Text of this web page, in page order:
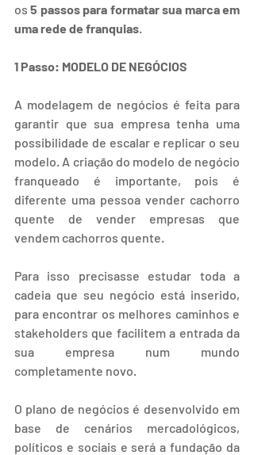
os 5 passos para formatar sua marca em
uma rede de franquias
1 Passo: MODELO DE NEGÓCIOS
A modelagem de negócios é feita para
garantir que sua empresa tenha uma
possibilidade de escalar e replicar o seu
modelo. A criação do modelo de negócio
franqueado é importante, pois é
diferente uma pessoa vender cachorro
quente de vender empresas que
vendem cachorros quente.
Para isso precisasse estudar toda a
cadeia que seu negócio está inserido,
para encontrar os melhores caminhos e
stakeholders que facilitem a entrada da
sua empresa num mundo
completamente novo.
O plano de negócios é desenvolvido em
base de cenários mercadológicos,
políticos e sociais e será a fundação da